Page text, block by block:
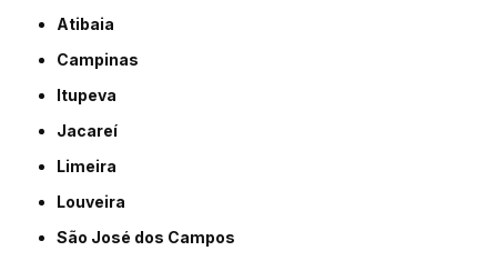
Atibaia
Campinas
Itupeva
Jacareí
Limeira
Louveira
São José dos Campos